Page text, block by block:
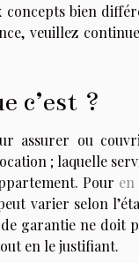
bien
veuillez
c’est ?
assurer ou
; laquelle
Pour
varier selon
garantie ne doit
en le justifiant.